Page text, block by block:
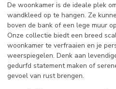
De woonkamer is de ideale plek
wandkleed op te hangen. Ze
boven de bank of een lege muur
Onze collectie biedt een breed
woonkamer te verfraaien en je
weerspiegelen. Denk aan
gedurfd statement maken of
gevoel van rust brengen.